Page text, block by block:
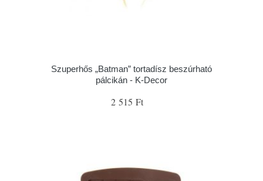
Szuperhős „Batman” tortadísz beszúrható
pálcikán - K-Decor
2 515 Ft